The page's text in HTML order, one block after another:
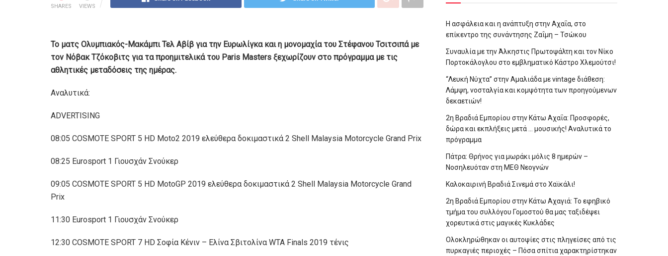
SHARES VIEWS
Το ματς Ολυμπιακός-Μακάμπι Τελ Αβίβ για την Ευρωλίγκα και η μονομαχία του Στέφανου Τσιτσιπά με
τον Νόβακ Τζόκοβιτς για τα προημιτελικά του Paris Masters ξεχωρίζουν στο πρόγραμμα με τις
αθλητικές μεταδόσεις της ημέρας.
Αναλυτικά:
ADVERTISING
08:05 COSMOTE SPORT 5 HD Moto2 2019 ελεύθερα δοκιμαστικά 2 Shell Malaysia Motorcycle Grand Prix
08:25 Eurosport 1 Γιουσχάν Σνούκερ
09:05 COSMOTE SPORT 5 HD MotoGP 2019 ελεύθερα δοκιμαστικά 2 Shell Malaysia Motorcycle Grand
Prix
11:30 Eurosport 1 Γιουσχάν Σνούκερ
12:30 COSMOTE SPORT 7 HD Σοφία Κένιν – Ελίνα Σβιτολίνα WTA Finals 2019 τένις
Η ασφάλεια και η ανάπτυξη στην Αχαΐα, στο
επίκεντρο της συνάντησης Ζαΐμη – Τσώκου
Συναυλία με την Άλκηστις Πρωτοψάλτη και τον Νίκο
Πορτοκάλογλου στο εμβληματικό Κάστρο Χλεμούτσι!
“Λευκή Νύχτα” στην Αμαλιάδα με vintage διάθεση:
Λάμψη, νοσταλγία και κομψότητα των προηγούμενων
δεκαετιών!
2η Βραδιά Εμπορίου στην Κάτω Αχαΐα: Προσφορές,
δώρα και εκπλήξεις μετά … μουσικής! Αναλυτικά το
πρόγραμμα
Πάτρα: Θρήνος για μωράκι μόλις 8 ημερών –
Νοσηλευόταν στη ΜΕΘ Νεογνών
Καλοκαιρινή Βραδιά Σινεμά στο Χαϊκάλι!
2η Βραδιά Εμπορίου στην Κάτω Αχαγιά: Το εφηβικό
τμήμα του συλλόγου Γομοστού θα μας ταξιδέψει
χορευτικά στις μαγικές Κυκλάδες
Ολοκληρώθηκαν οι αυτοψίες στις πληγείσες από τις
πυρκαγιές περιοχές – Πόσα σπίτια χαρακτηρίστηκαν